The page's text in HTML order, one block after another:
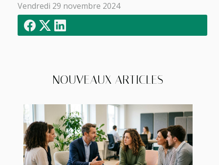
NOUVEAUX ARTICLES
Vendredi 29 novembre 2024